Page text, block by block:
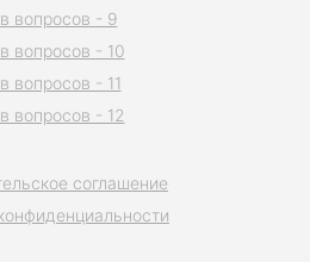
соглашение
вопросов - 9
вопросов - 10
вопросов - 11
вопросов - 12